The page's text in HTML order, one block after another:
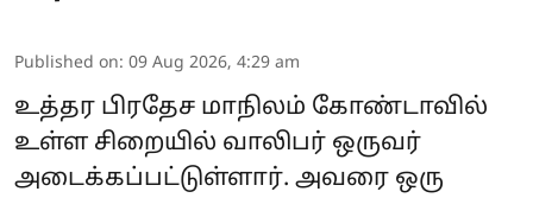
Published on: 09 Aug 2026, 4:29 am
உத்தர பிரதேச மாநிலம் கோண்டாவில்
உள்ள சிறையில் வாலிபர் ஒருவர்
அடைக்கப்பட்டுள்ளார். அவரை ஒரு